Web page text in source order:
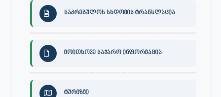
საკრებულოს სხდომის ტრანსლაცია
მოითხოვე საჯარო ინფორმაცია
ტურიზმი